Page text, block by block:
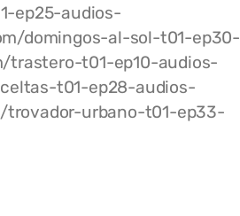
ep25-audios-
domingos-al-sol-t01-ep30-
trastero-t01-ep10-audios-
t01-ep28-audios-
trovador-urbano-t01-ep33-